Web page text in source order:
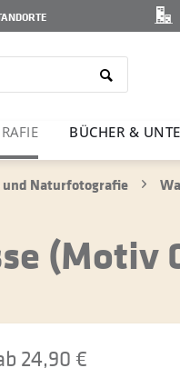
BÜCHER &
und Naturfotografie
(Motiv
24,90 €